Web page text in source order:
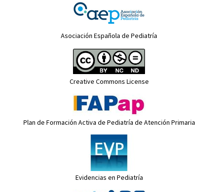
Asociación Española de Pediatría
Creative Commons License
Plan de Formación Activa de Pediatría de Atención Primaria
Evidencias en Pediatría